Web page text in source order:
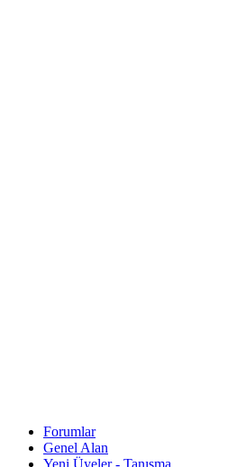
Forumlar
Genel Alan
Yeni Üyeler - Tanışma